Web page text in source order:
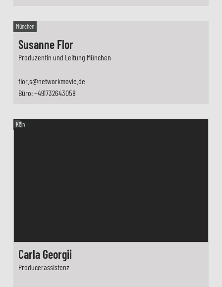
München
Susanne Flor
Produzentin und Leitung München
flor.s@networkmovie.de
Büro: +491732643058
Köln
Carla Georgii
Producerassistenz